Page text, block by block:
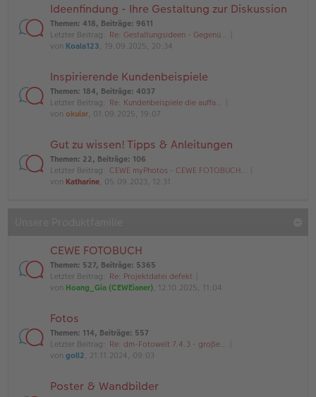
Ideenfindung - Ihre Gestaltung zur Diskussion
Themen: 418, Beiträge: 9611
Letzter Beitrag: Re: Gestaltungsideen - Gegenü…
von Koala123, 19.09.2025, 20:34
Inspirierende Kundenbeispiele
Themen: 184, Beiträge: 4037
Letzter Beitrag: Re: Kundenbeispiele die auffa…
von okular, 01.09.2025, 19:07
Gut zu wissen! Tipps & Anleitungen
Themen: 22, Beiträge: 106
Letzter Beitrag: CEWE myPhotos - CEWE FOTOBUCH…
von Katharine, 05.09.2023, 12:31
CEWE FOTOBUCH
Themen: 527, Beiträge: 5365
Letzter Beitrag: Re: Projektdatei defekt
von Hoang_Gia (CEWEianer), 12.10.2025, 11:04
Fotos
Themen: 114, Beiträge: 557
Letzter Beitrag: Re: dm-Fotowelt 7.4.3 - große…
von goll2, 21.11.2024, 09:03
Poster & Wandbilder